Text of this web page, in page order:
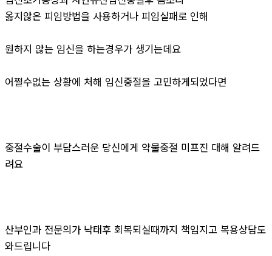
옳지않은 피임방법을 사용하거나 피임실패로 인해
원하지 않는 임신을 하는경우가 생기는데요
어쩔수없는 상황에 처해 임신중절을 고민하게되었다면
중절수술이 부담스러운 당신에게 약물중절 미프진 대해 알려드
려요
산부인과 전문의가 낙태후 회복되실때까지 책임지고 복용상담도
와드립니다